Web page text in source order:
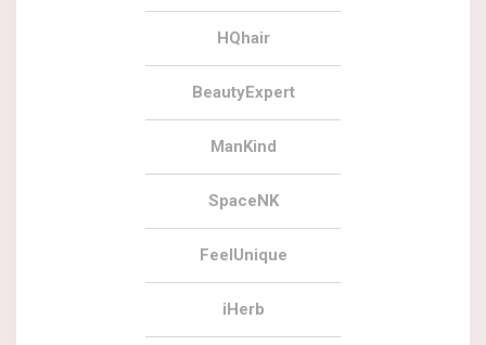
HQhair
BeautyExpert
ManKind
SpaceNK
FeelUnique
iHerb